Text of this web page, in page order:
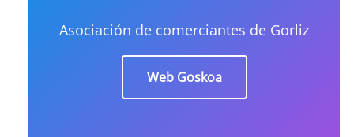
Asociación de comerciantes de Gorliz
Web Goskoa